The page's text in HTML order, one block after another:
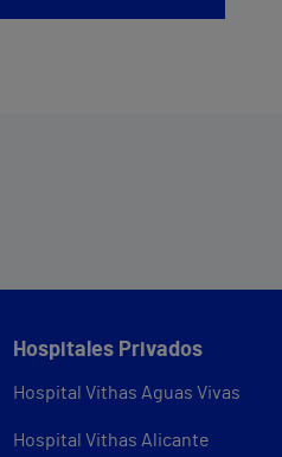
Hospitales Privados
Hospital Vithas Aguas Vivas
Hospital Vithas Alicante